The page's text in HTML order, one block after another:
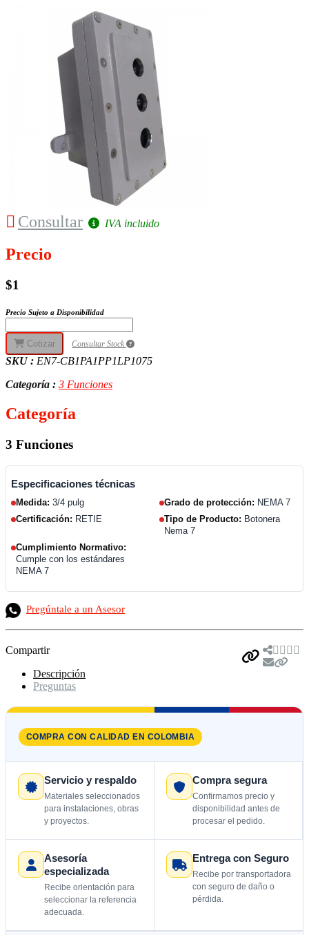
Consultar IVA incluido
Precio
$1
Precio Sujeto a Disponibilidad
Cotizar Consultar Stock
SKU : EN7-CB1PA1PP1LP1075
Categoría : 3 Funciones
Categoría
3 Funciones
Especificaciones técnicas
Medida: 3/4 pulg Grado de protección: NEMA 7
Certificación: RETIE Tipo de Producto: Botonera
Nema 7
Cumplimiento Normativo:
Cumple con los estándares
NEMA 7
Pregúntale a un Asesor
Compartir
Descripción
Preguntas
COMPRA CON CALIDAD EN COLOMBIA
Servicio y respaldo
Materiales seleccionados
para instalaciones, obras
y proyectos.
Compra segura
Confirmamos precio y
disponibilidad antes de
procesar el pedido.
Asesoría
especializada
Recibe orientación para
seleccionar la referencia
adecuada.
Entrega con Seguro
Recibe por transportadora
con seguro de daño o
pérdida.